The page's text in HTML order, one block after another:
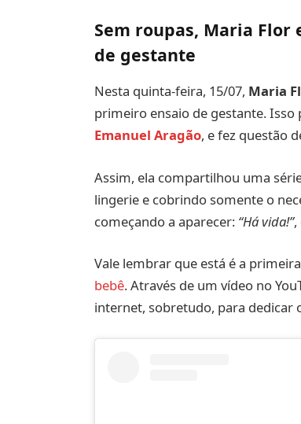
Sem roupas, Maria
de gestante
Nesta quinta-feira, 15/07, Maria
primeiro ensaio de gestante.
Emanuel Aragão, e fez questão
Assim, ela compartilhou uma
lingerie e cobrindo somente o
começando a aparecer: “Há vida!”,
Vale lembrar que está é a
bebê. Através de um vídeo no
internet, sobretudo, para dedicar